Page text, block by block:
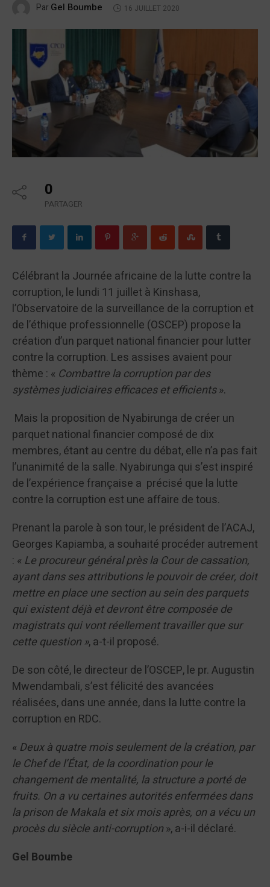
Par Gel Boumbe 16 JUILLET 2020
0
PARTAGER
Célébrant la Journée africaine de la lutte contre la
corruption, le lundi 11 juillet à Kinshasa,
l’Observatoire de la surveillance de la corruption et
de l’éthique professionnelle (OSCEP) propose la
création d’un parquet national financier pour lutter
contre la corruption. Les assises avaient pour
thème : « Combattre la corruption par des
systèmes judiciaires efficaces et efficients».
Mais la proposition de Nyabirunga de créer un
parquet national financier composé de dix
membres, étant au centre du débat, elle n’a pas fait
l’unanimité de la salle. Nyabirunga qui s’est inspiré
de l’expérience française a précisé que la lutte
contre la corruption est une affaire de tous.
Prenant la parole à son tour, le président de l’ACAJ,
Georges Kapiamba, a souhaité procéder autrement
: « Le procureur général près la Cour de cassation,
ayant dans ses attributions le pouvoir de créer, doit
mettre en place une section au sein des parquets
qui existent déjà et devront être composée de
magistrats qui vont réellement travailler que sur
cette question », a-t-il proposé.
De son côté, le directeur de l’OSCEP, le pr. Augustin
Mwendambali, s’est félicité des avancées
réalisées, dans une année, dans la lutte contre la
corruption en RDC.
« Deux à quatre mois seulement de la création, par
le Chef de l’État, de la coordination pour le
changement de mentalité, la structure a porté de
fruits. On a vu certaines autorités enfermées dans
la prison de Makala et six mois après, on a vécu un
procès du siècle anti-corruption», a-i-il déclaré.
Gel Boumbe